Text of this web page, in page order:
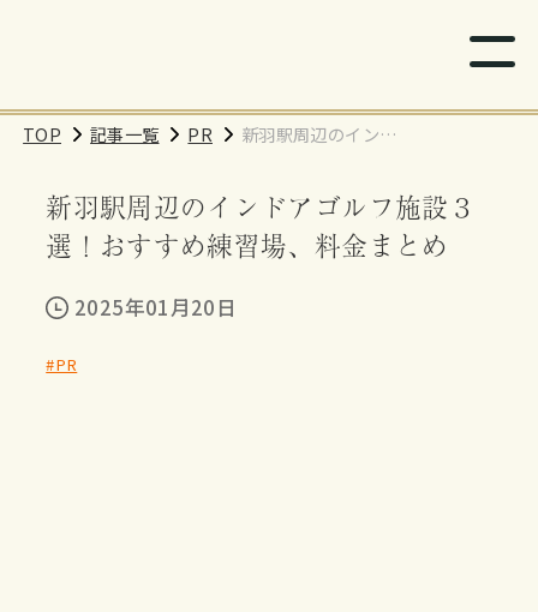
TOP 記事一覧 PR
新羽駅周辺のインド
おすすめ練習場、料
金まとめ
新羽駅周辺のインドアゴルフ施設３
選！おすすめ練習場、料金まとめ
2025年01月20日
#PR